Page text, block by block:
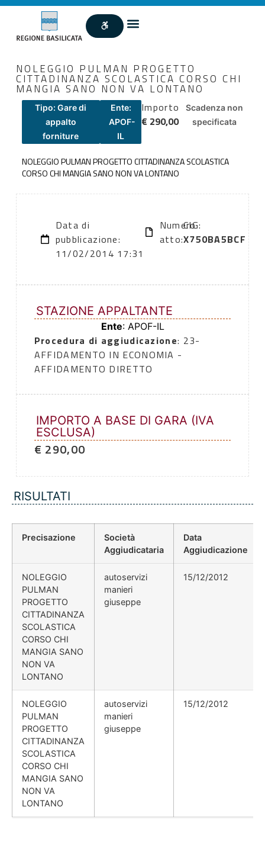
NOLEGGIO PULMAN PROGETTO
CITTADINANZA SCOLASTICA CORSO CHI
MANGIA SANO NON VA LONTANO
Tipo: Gare di
appalto
forniture
Ente:
APOF-
IL
Importo
€ 290,00
Scadenza non
specificata
NOLEGGIO PULMAN PROGETTO CITTADINANZA SCOLASTICA
CORSO CHI MANGIA SANO NON VA LONTANO
Data di
pubblicazione:
11/02/2014 17:31
Numero
atto:
CIG:
X750BA5BCF
STAZIONE APPALTANTE
Ente: APOF-IL
Procedura di aggiudicazione: 23-
AFFIDAMENTO IN ECONOMIA -
AFFIDAMENTO DIRETTO
IMPORTO A BASE DI GARA (IVA
ESCLUSA)
€ 290,00
RISULTATI
Precisazione
Società
Aggiudicataria
Data
Aggiudicazione
NOLEGGIO
PULMAN
PROGETTO
CITTADINANZA
SCOLASTICA
CORSO CHI
MANGIA SANO
NON VA
LONTANO
autoservizi
manieri
giuseppe
15/12/2012
NOLEGGIO
PULMAN
PROGETTO
CITTADINANZA
SCOLASTICA
CORSO CHI
MANGIA SANO
NON VA
LONTANO
autoservizi
manieri
giuseppe
15/12/2012